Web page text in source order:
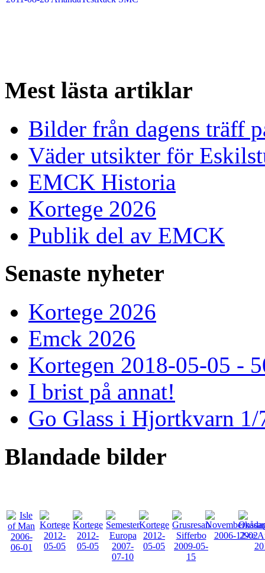
Mest lästa artiklar
Bilder från dagens träff
Väder utsikter för
EMCK Historia
Kortege 2026
Publik del av EMCK
Senaste nyheter
Kortege 2026
Emck 2026
Kortegen 2018-05-05 -
I brist på annat!
Go Glass i Hjortkvarn 1/
Blandade bilder